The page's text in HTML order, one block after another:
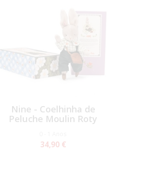
Nine - Coelhinha de
Peluche Moulin Roty
34,90 €